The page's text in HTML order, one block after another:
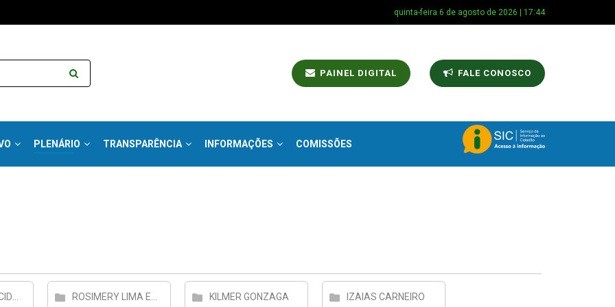
quinta-feira 6 de agosto de 2026 | 17:44
PAINEL DIGITAL FALE CONOSCO
PLENÁRIO TRANSPARÊNCIA INFORMAÇÕES COMISSÕES
MARIA APARECIDA DE JESUS SILVA MOÇOES ROSIMERY LIMA ESPINDOLA MOÇOES KILMER GONZAGA IZAIAS CARNEIRO